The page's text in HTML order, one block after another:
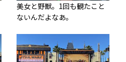
美女と野獣。1回も観たこと
ないんだよなあ。